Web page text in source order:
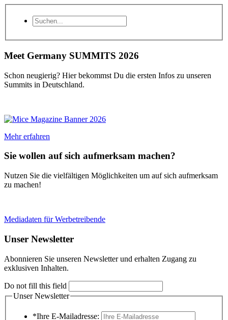
Meet Germany SUMMITS 2026
Schon neugierig? Hier bekommst Du die ersten Infos zu unseren
Summits in Deutschland.
Mehr erfahren
Sie wollen auf sich aufmerksam machen?
Nutzen Sie die vielfältigen Möglichkeiten um auf sich aufmerksam
zu machen!
Mediadaten für Werbetreibende
Unser Newsletter
Abonnieren Sie unseren Newsletter und erhalten Zugang zu
exklusiven Inhalten.
Do not fill this field
Unser Newsletter
*Ihre E-Mailadresse: